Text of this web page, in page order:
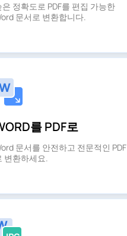
은 정확도로 PDF를 편집 가능한
문서로 변환합니다.
를 PDF로
문서를 안전하고 전문적인 PDF
변환하세요.